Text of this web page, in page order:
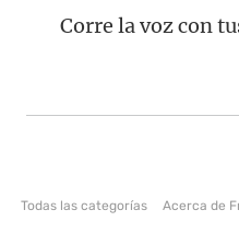
Corre la voz con
Todas las categorías Acerca de